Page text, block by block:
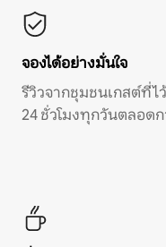
จองได้อย่างมั่นใจ
รีวิวจากชุมชนเกสต์ที่
24 ชั่วโมงทุกวันตลอด